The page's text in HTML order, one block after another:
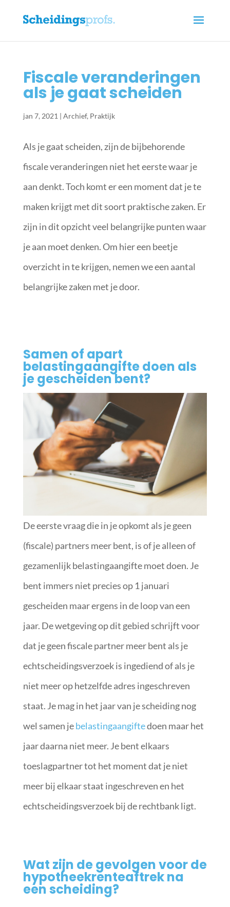
Fiscale veranderingen
als je gaat scheiden
jan 7, 2021 | Archief, Praktijk
Als je gaat scheiden, zijn de bijbehorende
fiscale veranderingen niet het eerste waar je
aan denkt. Toch komt er een moment dat je te
maken krijgt met dit soort praktische zaken. Er
zijn in dit opzicht veel belangrijke punten waar
je aan moet denken. Om hier een beetje
overzicht in te krijgen, nemen we een aantal
belangrijke zaken met je door.
Samen of apart
belastingaangifte doen als
je gescheiden bent?
De eerste vraag die in je opkomt als je geen
(fiscale) partners meer bent, is of je alleen of
gezamenlijk belastingaangifte moet doen. Je
bent immers niet precies op 1 januari
gescheiden maar ergens in de loop van een
jaar. De wetgeving op dit gebied schrijft voor
dat je geen fiscale partner meer bent als je
echtscheidingsverzoek is ingediend of als je
niet meer op hetzelfde adres ingeschreven
staat. Je mag in het jaar van je scheiding nog
wel samen jebelastingaangiftedoen maar het
jaar daarna niet meer. Je bent elkaars
toeslagpartner tot het moment dat je niet
meer bij elkaar staat ingeschreven en het
echtscheidingsverzoek bij de rechtbank ligt.
Wat zijn de gevolgen voor de
hypotheekrenteaftrek na
een scheiding?